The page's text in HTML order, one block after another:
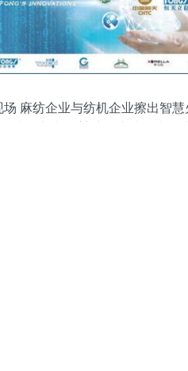
场 麻纺企业与纺机企业擦出智慧